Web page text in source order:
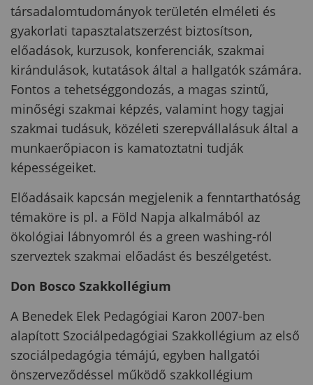
társadalomtudományok területén elméleti és
gyakorlati tapasztalatszerzést biztosítson,
előadások, kurzusok, konferenciák, szakmai
kirándulások, kutatások által a hallgatók számára.
Fontos a tehetséggondozás, a magas szintű,
minőségi szakmai képzés, valamint hogy tagjai
szakmai tudásuk, közéleti szerepvállalásuk által a
munkaerőpiacon is kamatoztatni tudják
képességeiket.
Előadásaik kapcsán megjelenik a fenntarthatóság
témaköre is pl. a Föld Napja alkalmából az
ökológiai lábnyomról és a green washing-ról
szerveztek szakmai előadást és beszélgetést.
Don Bosco Szakkollégium
A Benedek Elek Pedagógiai Karon 2007-ben
alapított Szociálpedagógiai Szakkollégium az első
szociálpedagógia témájú, egyben hallgatói
önszerveződéssel működő szakkollégium